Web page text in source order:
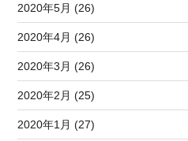
2020年5月 (26)
2020年4月 (26)
2020年3月 (26)
2020年2月 (25)
2020年1月 (27)